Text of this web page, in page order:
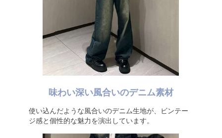
味わい深い風合いのデニム素材
使い込んだような風合いのデニム生地が、ビンテー
ジ感と個性的な魅力を演出しています。